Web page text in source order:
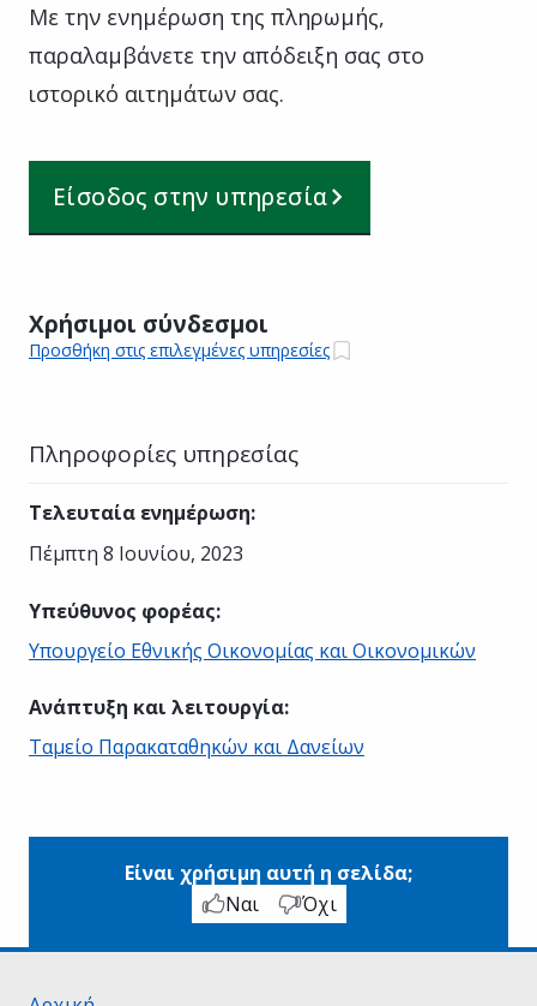
Με την ενημέρωση της πληρωμής,
παραλαμβάνετε την απόδειξη σας στο
ιστορικό αιτημάτων σας.
Είσοδος στην υπηρεσία
Χρήσιμοι σύνδεσμοι
Προσθήκη στις επιλεγμένες υπηρεσίες
Πληροφορίες υπηρεσίας
Τελευταία ενημέρωση:
Πέμπτη 8 Ιουνίου, 2023
Υπεύθυνος φορέας:
Υπουργείο Εθνικής Οικονομίας και Οικονομικών
Ανάπτυξη και λειτουργία:
Ταμείο Παρακαταθηκών και Δανείων
Είναι χρήσιμη αυτή η σελίδα;
Ναι
Όχι